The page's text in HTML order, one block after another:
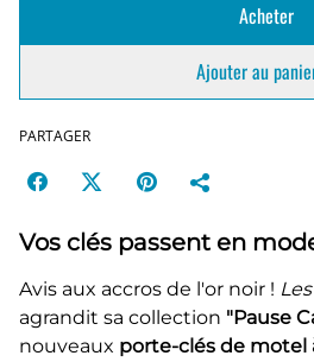
Acheter
Ajouter au
PARTAGER
Vos clés passent en
Avis aux accros de l'or noir !
agrandit sa collection "Pause
nouveaux porte-clés de motel